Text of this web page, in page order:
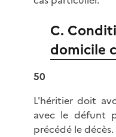
C.
domicile
50
L'héritier doit
avec le défunt
précédé le décès.